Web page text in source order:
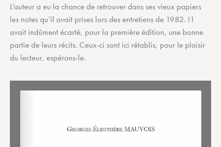
L’auteur a eu la chance de retrouver dans ses vieux papiers
les notes qu’il avait prises lors des entretiens de 1982. I1
avait indûment écarté, pour la première édition, une bonne
partie de leurs récits. Ceux-ci sont ici rétablis, pour le plaisir
du lecteur, espérons-le.